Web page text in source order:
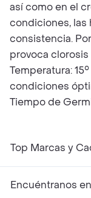
así como en el
condiciones, las
consistencia.
provoca clorosis
Temperatura:
condiciones
Tiempo de
Top Marcas y
Encuéntranos